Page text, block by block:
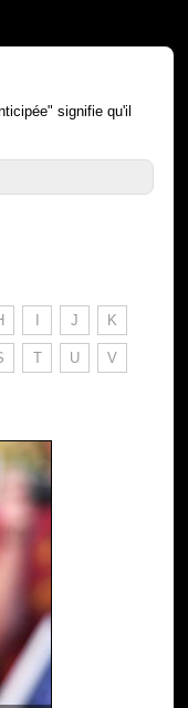
signifie qu'il
I J K
T U V